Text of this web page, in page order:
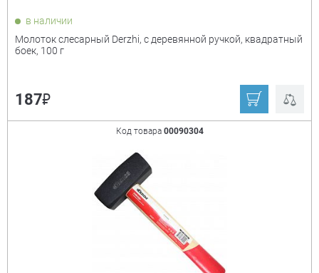
в наличии
Молоток слесарный Derzhi, с деревянной ручкой, квадратный
боек, 100 г
187₽
Код товара 00090304